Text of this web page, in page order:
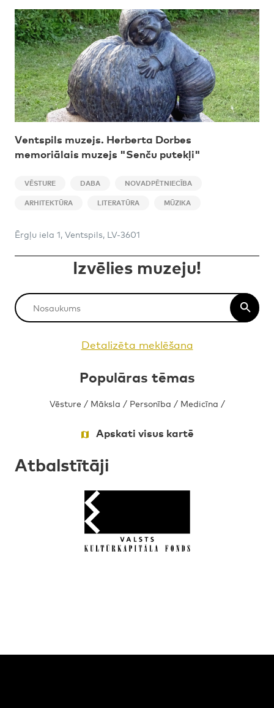
Ventspils muzejs. Herberta Dorbes
memoriālais muzejs "Senču putekļi"
VĒSTURE DABA NOVADPĒTNIECĪBA
ARHITEKTŪRA LITERATŪRA MŪZIKA
Ērgļu iela 1, Ventspils, LV-3601
Izvēlies muzeju!
Detalizēta meklēšana
Populāras tēmas
Vēsture / Māksla / Personība / Medicīna /
Apskati visus kartē
Atbalstītāji